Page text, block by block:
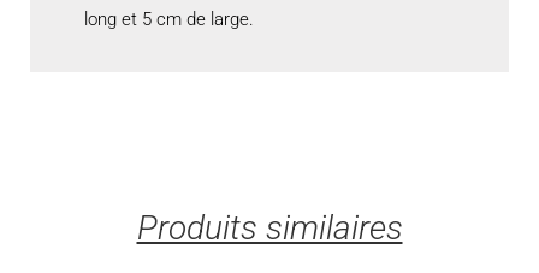
long et 5 cm de large.
Produits similaires